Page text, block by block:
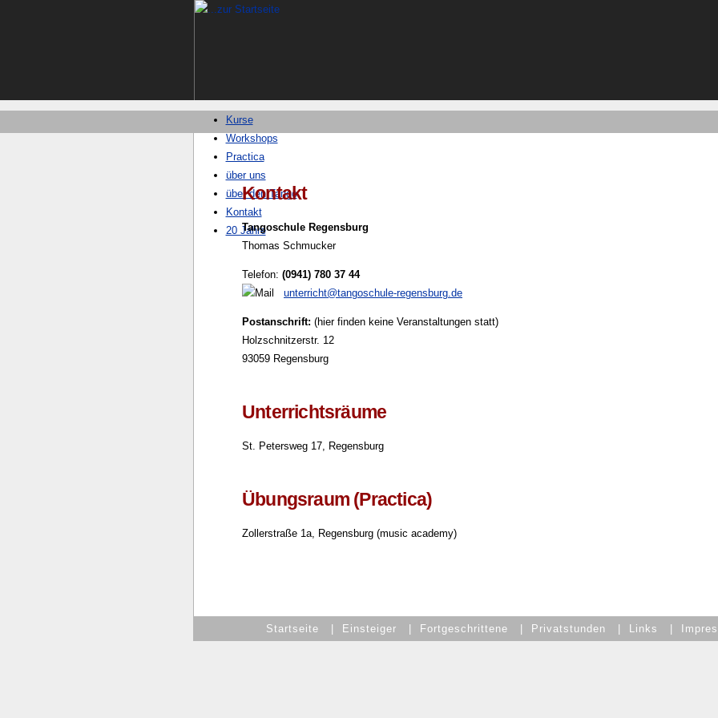
Kurse
Workshops
Practica
über uns
über den Tango
Kontakt
20 Jahre
Kontakt
Tangoschule Regensburg
Thomas Schmucker
Telefon: (0941) 780 37 44
unterricht@tangoschule-regensburg.de
Postanschrift: (hier finden keine Veranstaltungen statt)
Holzschnitzerstr. 12
93059 Regensburg
Unterrichtsräume
St. Petersweg 17, Regensburg
Übungsraum (Practica)
Zollerstraße 1a, Regensburg (music academy)
Startseite | Einsteiger | Fortgeschrittene | Privatstunden | Links |